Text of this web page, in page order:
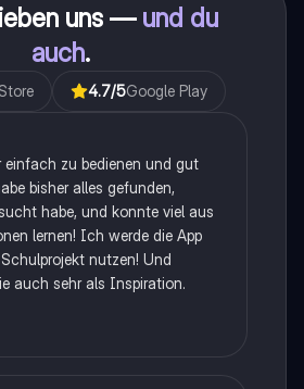
uns — und du
auch.
4.7/5Google Play
einfach zu bedienen und gut
bisher alles gefunden,
habe, und konnte viel aus
lernen! Ich werde die App
nutzen! Und
auch sehr als Inspiration.